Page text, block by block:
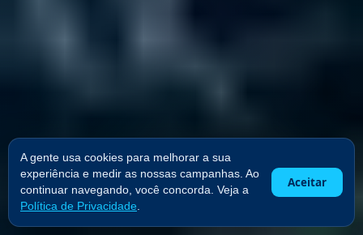
A gente usa cookies para melhorar a sua
experiência e medir as nossas campanhas. Ao
continuar navegando, você concorda. Veja a
Política de Privacidade.
Aceitar